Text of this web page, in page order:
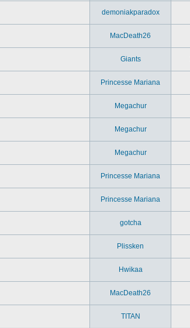
demoniakparadox
MacDeath26
Giants
Princesse Mariana
Megachur
Megachur
Megachur
Princesse Mariana
Princesse Mariana
gotcha
Plissken
Hwikaa
MacDeath26
TITAN